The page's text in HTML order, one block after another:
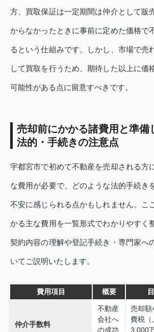
方、買取保証は一定期間は仲介として販
からなかったときに事前に定めた価格で
るという仕組みです。しかし、市場で売
して買取を行うため、期待した以上に価
可能性がある点に留意すべきです。
売却前にかかる諸費用と準備
法的・手続きの注意点
宇都宮市で初めて不動産を売却される方
な費用が必要で、どのような法的手続き
不安に感じられる点かもしれません。こ
かる主な費用を一覧形式でわかりやすく
契約内容の理解や登記手続き・専門家へ
いてご説明いたします。
費用項目 概要
仲介手数料
不動産
会社へ
の成功
売却額
費税（
3,000